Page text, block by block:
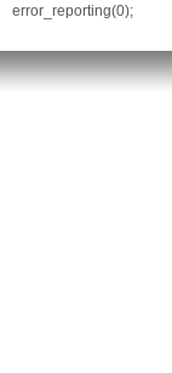
error_reporting(0);